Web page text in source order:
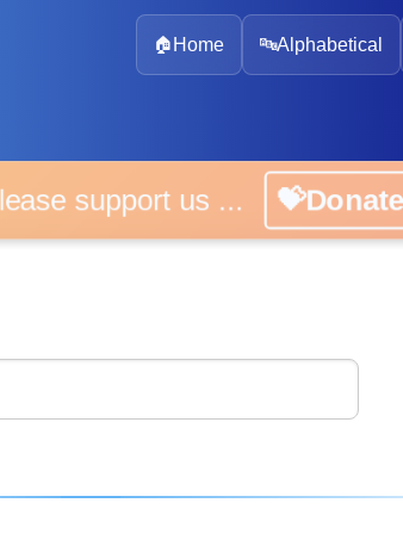
🏠 Home 🔤Alphabetical
support us ...